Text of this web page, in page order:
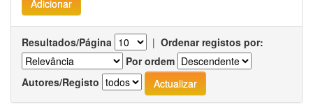
Resultados/Página | Ordenar registos por:
Por ordem
Autores/Registo